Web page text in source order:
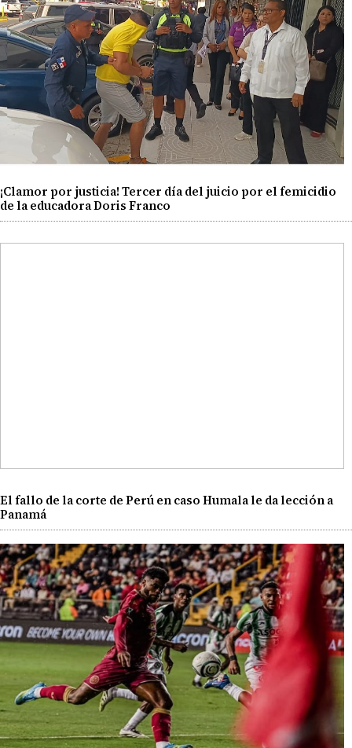
¡Clamor por justicia! Tercer día del juicio por el femicidio
de la educadora Doris Franco
El fallo de la corte de Perú en caso Humala le da lección a
Panamá